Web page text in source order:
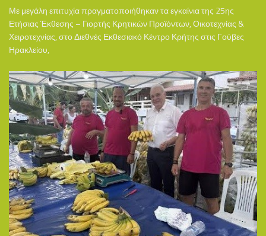
Με μεγάλη επιτυχία πραγματοποιήθηκαν τα εγκαίνια της 25ης
Ετήσιας Έκθεσης – Γιορτής Κρητικών Προϊόντων, Οικοτεχνίας &
Χειροτεχνίας, στο Διεθνές Εκθεσιακό Κέντρο Κρήτης στις Γούβες
Ηρακλείου,